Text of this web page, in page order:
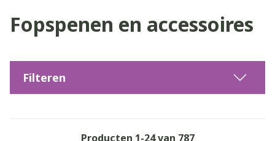
Fopspenen en accessoires
Filteren
Producten 1-24van 787